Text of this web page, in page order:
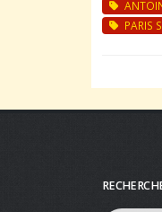
PARIS